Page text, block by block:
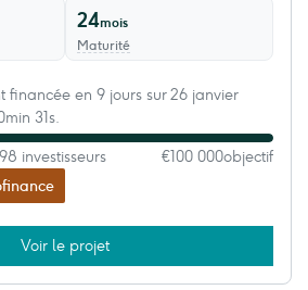
24mois
Maturité
financée en 9 jours sur 26 janvier
31s.
investisseurs €100 000objectif
Voir le projet